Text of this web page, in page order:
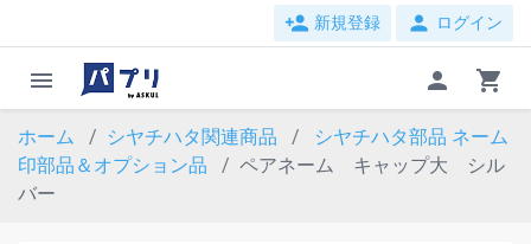
person_add 新規登録 person ログイン
menu person shopping_cart
ホーム シヤチハタ関連商品 シヤチハタ部品 ネーム
印部品＆オプション品
ペアネーム キャップ大 シル
バー